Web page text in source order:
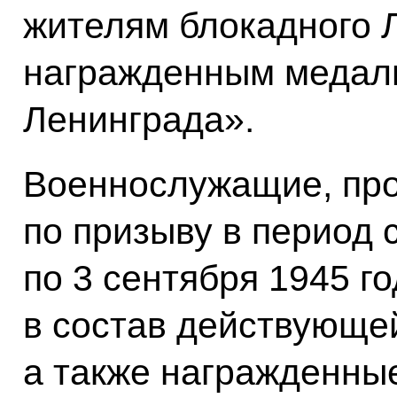
жителям блокадного
награжденным
Ленинграда».
Военнослужащие,
по призыву в период
по 3 сентября 1945
в состав
а также